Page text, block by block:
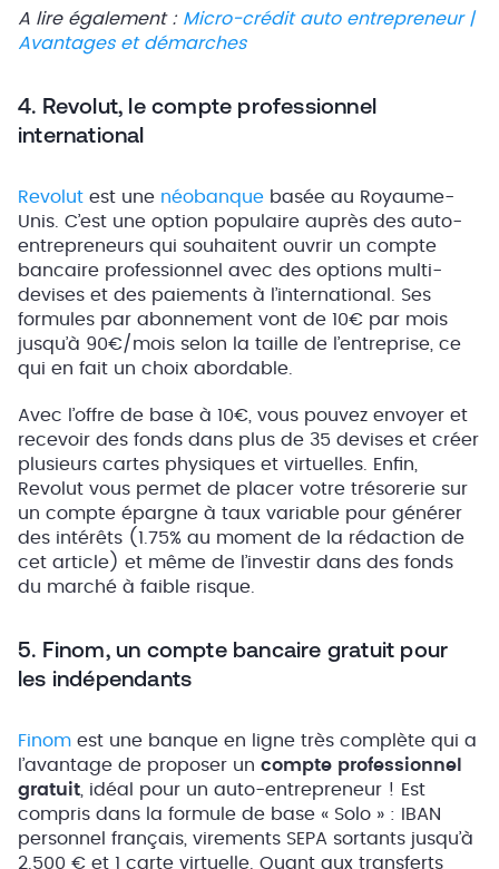
A lire également : Micro-crédit auto entrepreneur |
Avantages et démarches
4. Revolut, le compte professionnel
international
Revolut est une néobanque basée au Royaume-
Unis. C’est une option populaire auprès des auto-
entrepreneurs qui souhaitent ouvrir un compte
bancaire professionnel avec des options multi-
devises et des paiements à l’international. Ses
formules par abonnement vont de 10€ par mois
jusqu’à 90€/mois selon la taille de l’entreprise, ce
qui en fait un choix abordable.
Avec l’offre de base à 10€, vous pouvez envoyer et
recevoir des fonds dans plus de 35 devises et créer
plusieurs cartes physiques et virtuelles. Enfin,
Revolut vous permet de placer votre trésorerie sur
un compte épargne à taux variable pour générer
des intérêts (1.75% au moment de la rédaction de
cet article) et même de l’investir dans des fonds
du marché à faible risque.
5. Finom, un compte bancaire gratuit pour
les indépendants
Finom est une banque en ligne très complète qui a
l’avantage de proposer un compte professionnel
gratuit , idéal pour un auto-entrepreneur ! Est
compris dans la formule de base « Solo » : IBAN
personnel français, virements SEPA sortants jusqu’à
2.500 € et 1 carte virtuelle. Quant aux transferts